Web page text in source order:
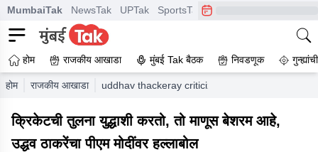
MumbaiTak NewsTak UPTak SportsTak CrimeTak
होम राजकीय आखाडा मुंबई Tak बैठक निवडणूक
होम राजकीय आखाडा uddhav thackeray criticized narendra modi
क्रिकेटची तुलना युद्धाशी करतो, तो माणूस बेशरम आहे,
उद्धव ठाकरेंचा पीएम मोदींवर हल्लाबोल